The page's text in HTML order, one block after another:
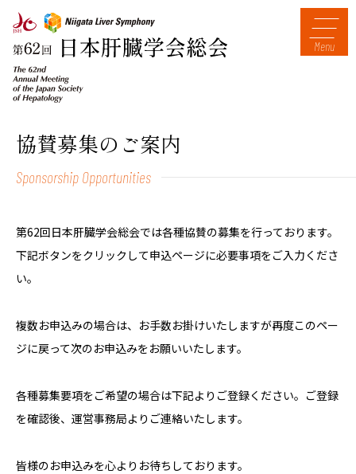
協賛募集のご案内
Sponsorship Opportunities
第62回日本肝臓学会総会では各種協賛の募集を行っております。
下記ボタンをクリックして申込ページに必要事項をご入力くださ
い。
複数お申込みの場合は、お手数お掛けいたしますが再度このペー
ジに戻って次のお申込みをお願いいたします。
各種募集要項をご希望の場合は下記よりご登録ください。ご登録
を確認後、運営事務局よりご連絡いたします。
皆様のお申込みを心よりお待ちしております。
Menu